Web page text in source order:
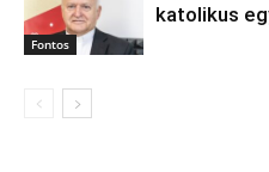
Fontos
katolikus